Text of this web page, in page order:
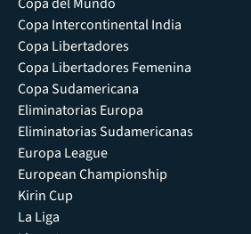
Copa Intercontinental India
Copa Libertadores
Copa Libertadores Femenina
Copa Sudamericana
Eliminatorias Europa
Eliminatorias Sudamericanas
Europa League
European Championship
Kirin Cup
La Liga